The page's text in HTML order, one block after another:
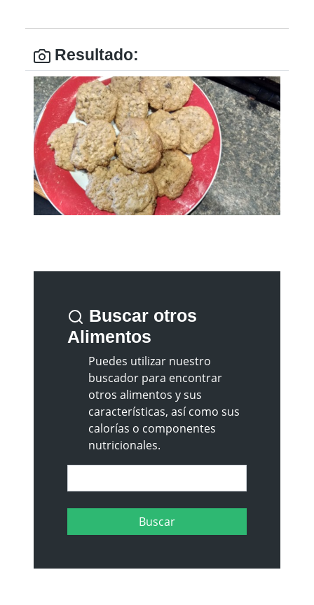
Resultado:
Buscar otros
Alimentos
Puedes utilizar nuestro
buscador para encontrar
otros alimentos y sus
características, así como sus
calorías o componentes
nutricionales.